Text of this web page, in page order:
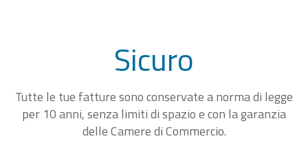
Sicuro
Tutte le tue fatture sono conservate a norma di legge
per 10 anni, senza limiti di spazio e con la garanzia
delle Camere di Commercio.